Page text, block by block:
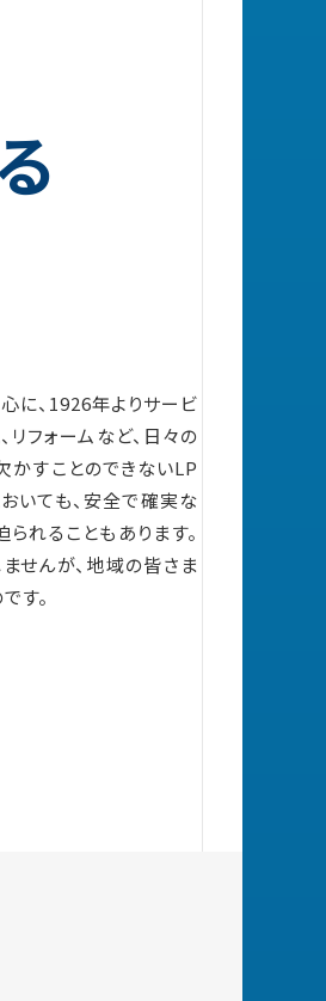
に、1926年よりサービ
フォームなど、日々の
かすことのできないLP
いても、安全で確実な
れることもあります。
せんが、地域の皆さま
す。